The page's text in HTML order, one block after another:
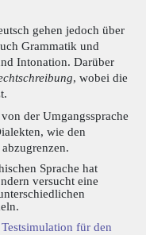
gehen jedoch über
Grammatik und
Intonation. Darüber
, wobei die
der Umgangssprache
wie den
Sprache hat
versucht eine
Testsimulation für den